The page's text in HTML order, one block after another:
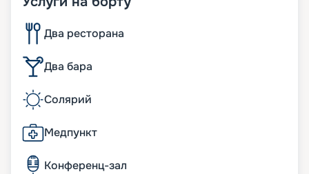
Два ресторана
Два бара
Солярий
Медпункт
Конференц-зал